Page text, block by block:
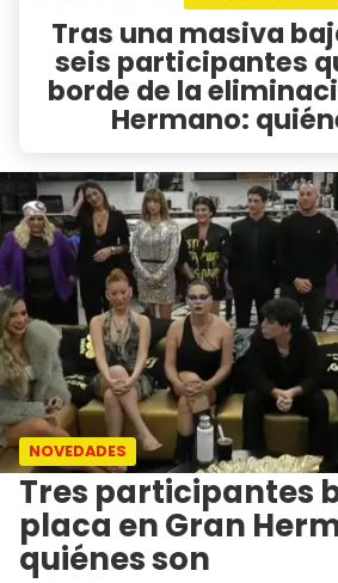
Tras una masiva
seis participantes
borde de la
Hermano:
NOVEDADES
Tres participantes
placa en Gran
quiénes son